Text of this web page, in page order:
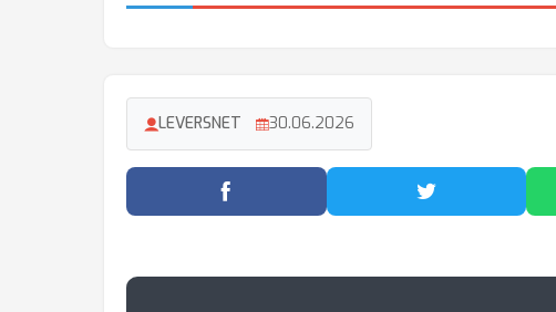
LEVERSNET 30.06.2026
Facebook'ta Paylaş Twitter'da